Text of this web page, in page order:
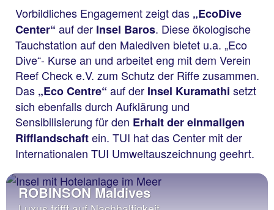
Vorbildliches Engagement zeigt das „EcoDive
Center“ auf der Insel Baros. Diese ökologische
Tauchstation auf den Malediven bietet u.a. „Eco
Dive“- Kurse an und arbeitet eng mit dem Verein
Reef Check e.V. zum Schutz der Riffe zusammen.
Das „Eco Centre“ auf der Insel Kuramathi setzt
sich ebenfalls durch Aufklärung und
Sensibilisierung für den Erhalt der einmaligen
Rifflandschaftein. TUI hat das Center mit der
Internationalen TUI Umweltauszeichnung geehrt.
ROBINSON Maldives